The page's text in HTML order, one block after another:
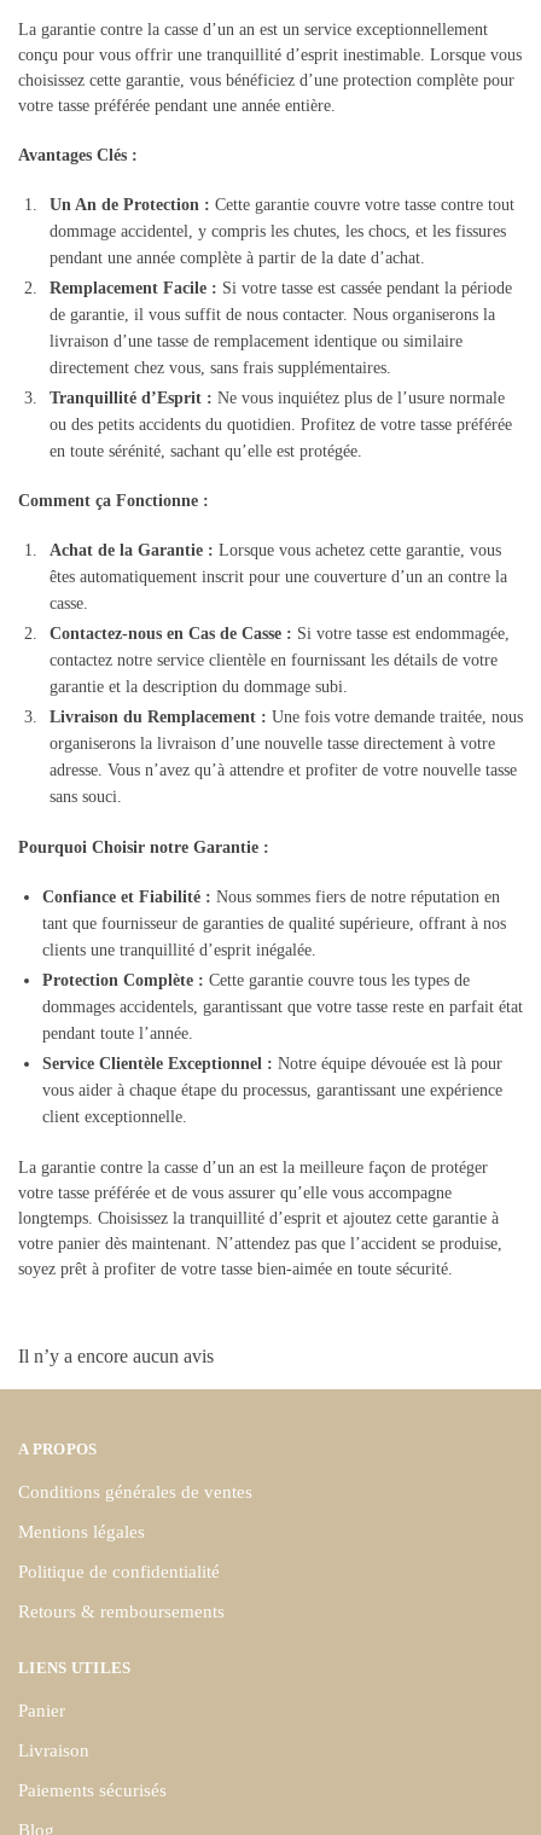
La garantie contre la casse d’un an est un service exceptionnellement
conçu pour vous offrir une tranquillité d’esprit inestimable. Lorsque vous
choisissez cette garantie, vous bénéficiez d’une protection complète pour
votre tasse préférée pendant une année entière.
Avantages Clés :
Un An de Protection : Cette garantie couvre votre tasse contre tout
dommage accidentel, y compris les chutes, les chocs, et les fissures
pendant une année complète à partir de la date d’achat.
Remplacement Facile : Si votre tasse est cassée pendant la période
de garantie, il vous suffit de nous contacter. Nous organiserons la
livraison d’une tasse de remplacement identique ou similaire
directement chez vous, sans frais supplémentaires.
Tranquillité d’Esprit : Ne vous inquiétez plus de l’usure normale
ou des petits accidents du quotidien. Profitez de votre tasse préférée
en toute sérénité, sachant qu’elle est protégée.
Comment ça Fonctionne :
Achat de la Garantie : Lorsque vous achetez cette garantie, vous
êtes automatiquement inscrit pour une couverture d’un an contre la
casse.
Contactez-nous en Cas de Casse : Si votre tasse est endommagée,
contactez notre service clientèle en fournissant les détails de votre
garantie et la description du dommage subi.
Livraison du Remplacement : Une fois votre demande traitée, nous
organiserons la livraison d’une nouvelle tasse directement à votre
adresse. Vous n’avez qu’à attendre et profiter de votre nouvelle tasse
sans souci.
Pourquoi Choisir notre Garantie :
Confiance et Fiabilité : Nous sommes fiers de notre réputation en
tant que fournisseur de garanties de qualité supérieure, offrant à nos
clients une tranquillité d’esprit inégalée.
Protection Complète : Cette garantie couvre tous les types de
dommages accidentels, garantissant que votre tasse reste en parfait état
pendant toute l’année.
Service Clientèle Exceptionnel : Notre équipe dévouée est là pour
vous aider à chaque étape du processus, garantissant une expérience
client exceptionnelle.
La garantie contre la casse d’un an est la meilleure façon de protéger
votre tasse préférée et de vous assurer qu’elle vous accompagne
longtemps. Choisissez la tranquillité d’esprit et ajoutez cette garantie à
votre panier dès maintenant. N’attendez pas que l’accident se produise,
soyez prêt à profiter de votre tasse bien-aimée en toute sécurité.
Il n’y a encore aucun avis
A PROPOS
Conditions générales de ventes
Mentions légales
Politique de confidentialité
Retours & remboursements
LIENS UTILES
Panier
Livraison
Paiements sécurisés
Blog